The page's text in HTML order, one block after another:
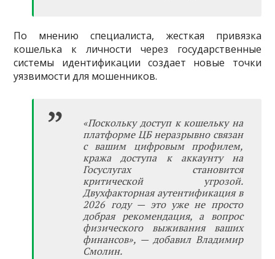
По мнению специалиста, жесткая привязка
кошелька к личности через государственные
системы идентификации создает новые точки
уязвимости для мошенников.
«Поскольку доступ к кошельку на
платформе ЦБ неразрывно связан
с вашим цифровым профилем,
кража доступа к аккаунту на
Госуслугах становится
критической угрозой.
Двухфакторная аутентификация в
2026 году — это уже не просто
добрая рекомендация, а вопрос
физического выживания ваших
финансов», — добавил Владимир
Смолин.